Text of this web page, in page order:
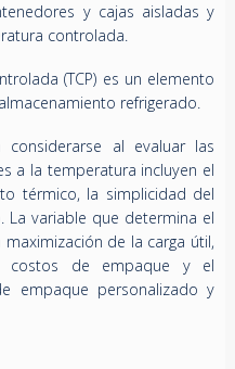
y cajas aisladas y
controlada.
(TCP) es un elemento
refrigerado.
al evaluar las
a la temperatura incluyen el
térmico, la simplicidad del
La variable que determina el
de la carga útil,
costos de empaque y el
empaque personalizado y